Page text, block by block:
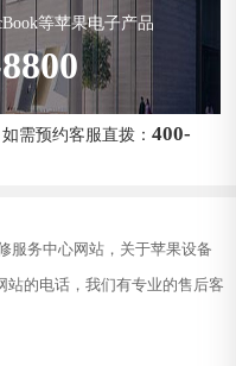
等苹果电子产品
需预约客服直拨：400-
务中心网站，关于苹果设备
站的电话，我们有专业的售后客